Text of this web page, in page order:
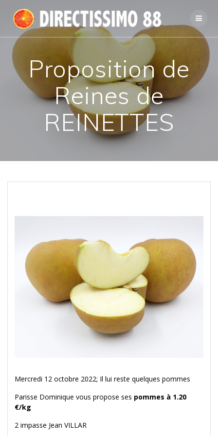
au
contenu
Proposition de
Reines de
REINETTES
Mercredi 12 octobre 2022; Il lui reste quelques pommes
Parisse Dominique vous propose ses pommes à 1.20
€/kg
2 impasse Jean VILLAR